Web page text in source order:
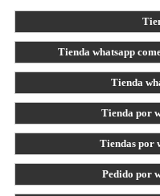
Tienda whatsapp
Tienda
Tienda por
Tiendas por
Pedido por